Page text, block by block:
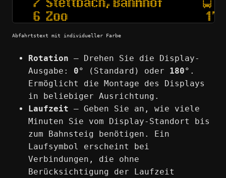
Abfahrtstext mit individueller Farbe
Rotation — Drehen Sie die Display-
Ausgabe: 0° (Standard) oder 180° .
Ermöglicht die Montage des Displays
in beliebiger Ausrichtung.
Laufzeit — Geben Sie an, wie viele
Minuten Sie vom Display-Standort bis
zum Bahnsteig benötigen. Ein
Laufsymbol erscheint bei
Verbindungen, die ohne
Berücksichtigung der Laufzeit